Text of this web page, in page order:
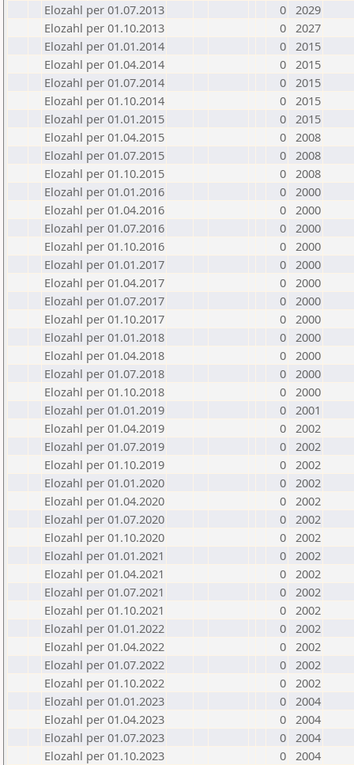
Elozahl per 01.07.2013
0 2029
Elozahl per 01.10.2013
0 2027
Elozahl per 01.01.2014
0 2015
Elozahl per 01.04.2014
0 2015
Elozahl per 01.07.2014
0 2015
Elozahl per 01.10.2014
0 2015
Elozahl per 01.01.2015
0 2015
Elozahl per 01.04.2015
0 2008
Elozahl per 01.07.2015
0 2008
Elozahl per 01.10.2015
0 2008
Elozahl per 01.01.2016
0 2000
Elozahl per 01.04.2016
0 2000
Elozahl per 01.07.2016
0 2000
Elozahl per 01.10.2016
0 2000
Elozahl per 01.01.2017
0 2000
Elozahl per 01.04.2017
0 2000
Elozahl per 01.07.2017
0 2000
Elozahl per 01.10.2017
0 2000
Elozahl per 01.01.2018
0 2000
Elozahl per 01.04.2018
0 2000
Elozahl per 01.07.2018
0 2000
Elozahl per 01.10.2018
0 2000
Elozahl per 01.01.2019
0 2001
Elozahl per 01.04.2019
0 2002
Elozahl per 01.07.2019
0 2002
Elozahl per 01.10.2019
0 2002
Elozahl per 01.01.2020
0 2002
Elozahl per 01.04.2020
0 2002
Elozahl per 01.07.2020
0 2002
Elozahl per 01.10.2020
0 2002
Elozahl per 01.01.2021
0 2002
Elozahl per 01.04.2021
0 2002
Elozahl per 01.07.2021
0 2002
Elozahl per 01.10.2021
0 2002
Elozahl per 01.01.2022
0 2002
Elozahl per 01.04.2022
0 2002
Elozahl per 01.07.2022
0 2002
Elozahl per 01.10.2022
0 2002
Elozahl per 01.01.2023
0 2004
Elozahl per 01.04.2023
0 2004
Elozahl per 01.07.2023
0 2004
Elozahl per 01.10.2023
0 2004